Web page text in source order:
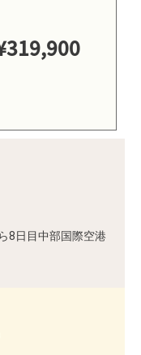
8日目中部国際空港